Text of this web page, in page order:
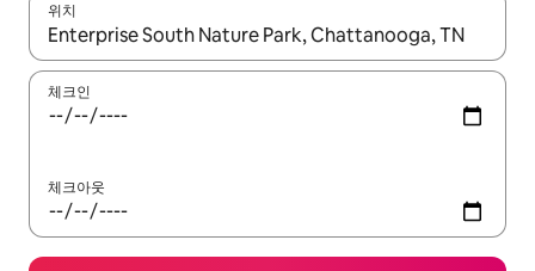
위치
결과가 나오면 위·아래 화살표 키를 사용하거나 터치 또는 스와이
체크인
체크아웃